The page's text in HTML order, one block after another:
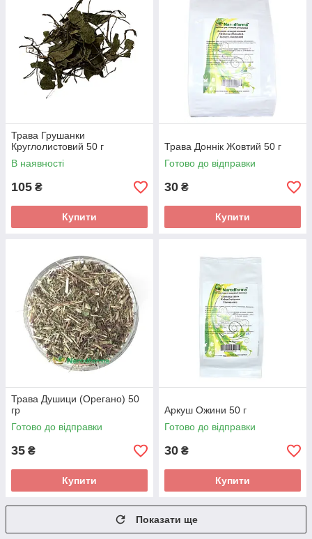
Трава Грушанки
Круглолистовий 50 г
В наявності
105 ₴
Купити
Трава Доннік Жовтий 50 г
Готово до відправки
30 ₴
Купити
Трава Душици (Орегано) 50
гр
Готово до відправки
35 ₴
Купити
Аркуш Ожини 50 г
Готово до відправки
30 ₴
Купити
Показати ще